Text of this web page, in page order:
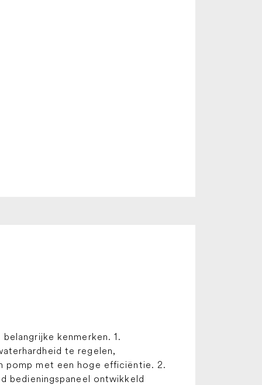
kenmerken. 1.
te regelen,
pomp met een hoge efficiëntie. 2.
bedieningspaneel ontwikkeld